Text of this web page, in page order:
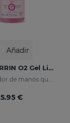
Añadir
LACTYFERRIN O2 Gel Limpiador 80ml
5.95 €